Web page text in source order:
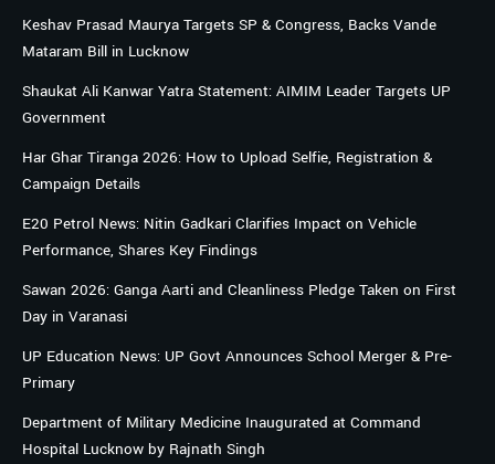
Keshav Prasad Maurya Targets SP & Congress, Backs Vande
Mataram Bill in Lucknow
Shaukat Ali Kanwar Yatra Statement: AIMIM Leader Targets UP
Government
Har Ghar Tiranga 2026: How to Upload Selfie, Registration &
Campaign Details
E20 Petrol News: Nitin Gadkari Clarifies Impact on Vehicle
Performance, Shares Key Findings
Sawan 2026: Ganga Aarti and Cleanliness Pledge Taken on First
Day in Varanasi
UP Education News: UP Govt Announces School Merger & Pre-
Primary
Department of Military Medicine Inaugurated at Command
Hospital Lucknow by Rajnath Singh